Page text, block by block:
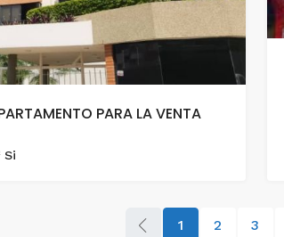
PARA LA VENTA
Si
1 2 3